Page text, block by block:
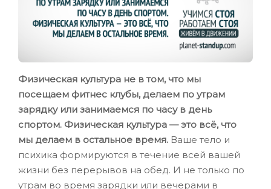
Физическая культура не в том, что мы
посещаем фитнес клубы, делаем по утрам
зарядку или занимаемся по часу в день
спортом. Физическая культура — это всё, что
мы делаем в остальное время. Ваше тело и
психика формируются в течение всей вашей
жизни без перерывов на обед. И не только по
утрам во время зарядки или вечерами в